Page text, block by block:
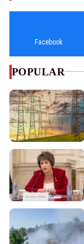
Facebook
POPULAR